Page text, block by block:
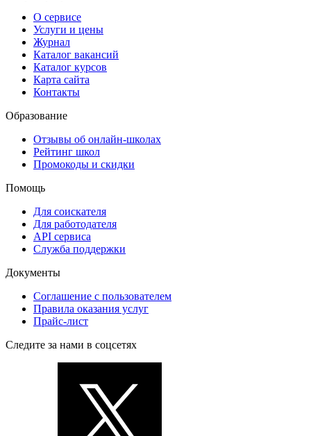
О сервисе
Услуги и цены
Журнал
Каталог вакансий
Каталог курсов
Карта сайта
Контакты
Образование
Отзывы об онлайн-школах
Рейтинг школ
Промокоды и скидки
Помощь
Для соискателя
Для работодателя
API сервиса
Служба поддержки
Документы
Соглашение с пользователем
Правила оказания услуг
Прайс-лист
Следите за нами в соцсетях